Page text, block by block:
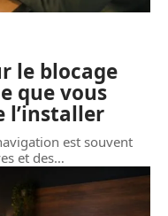
le blocage
que vous
l’installer
est souvent
et des…